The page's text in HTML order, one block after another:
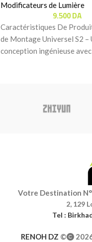
Modificateurs de Lumière
9.500DA
Caractéristiques De
de Montage Universel S2 –
conception ingénieuse
Votre Destination
2, 129
Tel :
RENOH DZ ©